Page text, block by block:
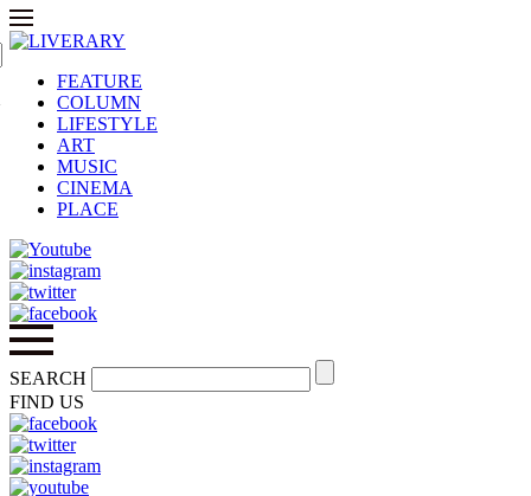
FEATURE
COLUMN
LIFESTYLE
ART
MUSIC
CINEMA
PLACE
SEARCH
FIND US